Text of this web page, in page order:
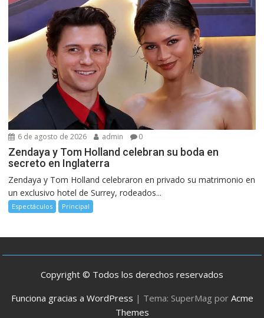
6 de agosto de 2026 admin 0
Zendaya y Tom Holland celebran su boda en
secreto en Inglaterra
Zendaya y Tom Holland celebraron en privado su matrimonio en
un exclusivo hotel de Surrey, rodeados...
Espectáculos Principal
Copyright © Todos los derechos reservados
Funciona gracias a WordPress | Tema: SuperMag por Acme
Themes